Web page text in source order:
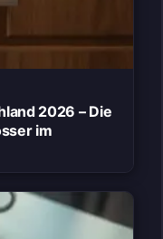
2026 – Die
im